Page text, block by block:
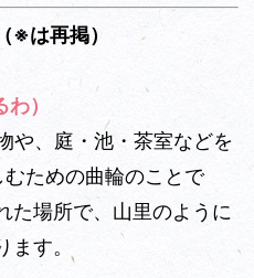
※は再掲）
）
や、庭・池・茶室などを
むための曲輪のことで
た場所で、山里のように
す。